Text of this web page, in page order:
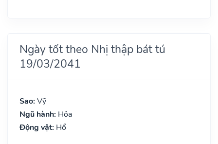
Ngày tốt theo Nhị thập bát tú
19/03/2041
Sao: Vỹ
Ngũ hành: Hỏa
Động vật: Hổ